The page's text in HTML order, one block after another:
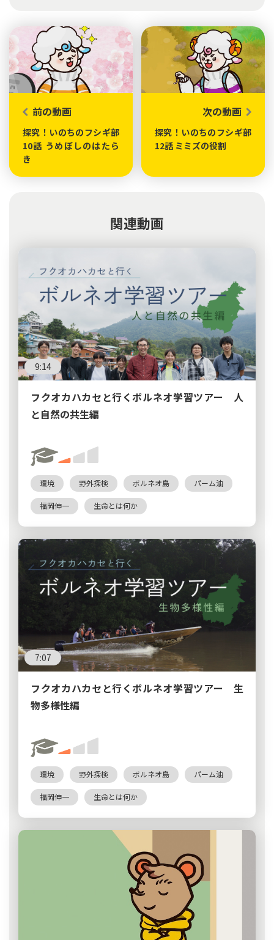
前の動画
探究！いのちのフシギ部
10話 うめぼしのはたら
き
次の動画
探究！いのちのフシギ部
12話 ミミズの役割
関連動画
9:14
フクオカハカセと行くボルネオ学習ツアー 人
と自然の共生編
環境 野外探検 ボルネオ島 パーム油
福岡伸一 生命とは何か
7:07
フクオカハカセと行くボルネオ学習ツアー 生
物多様性編
環境 野外探検 ボルネオ島 パーム油
福岡伸一 生命とは何か